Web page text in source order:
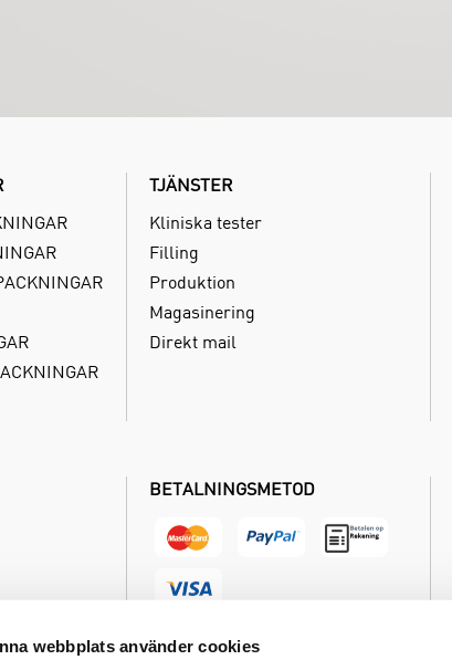
webbplats använder cookies
TJÄNSTER
Kliniska tester
Filling
Produktion
Magasinering
Direkt mail
BETALNINGSMETOD